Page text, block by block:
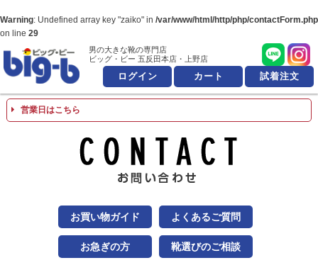
Warning: Undefined array key "zaiko" in /var/www/html/http/php/contactForm.php
on line 29
男の大きな靴の
男の大きな靴の専門店
ビッグ・ビー 五反田本店・上野店
ログイン カート 試着注文
営業日はこちら
お買い物ガイド よくあるご質問
お急ぎの方 靴選びのご相談